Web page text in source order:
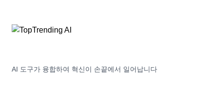
AI 도구가 융합하여 혁신이 손끝에서 일어납니다